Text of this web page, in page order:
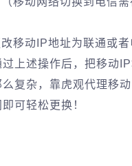
移动IP地址为联通或
上述操作后，把移动
复杂，靠虎观代理移动
可轻松更换！